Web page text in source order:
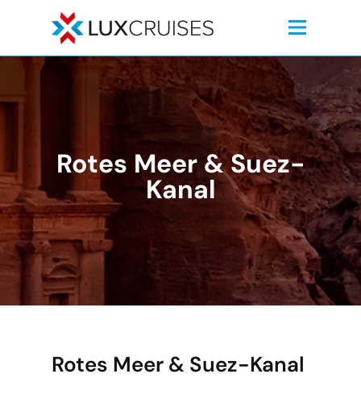
Rotes Meer & Suez-
Kanal
Rotes Meer & Suez-Kanal